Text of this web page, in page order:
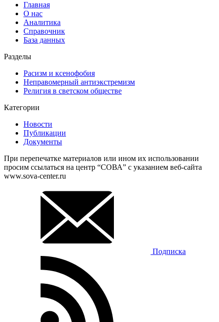
Главная
О нас
Аналитика
Справочник
База данных
Разделы
Расизм и ксенофобия
Неправомерный антиэкстремизм
Религия в светском обществе
Категории
Новости
Публикации
Документы
При перепечатке материалов или ином их использовании
просим ссылаться на центр “СОВА” с указанием веб-сайта
www.sova-center.ru
Подписка